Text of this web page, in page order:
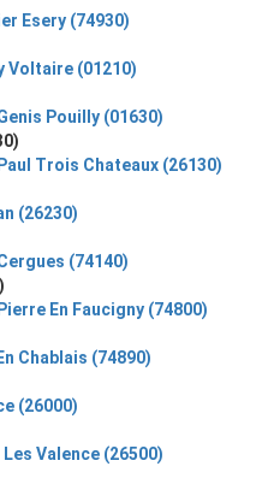
Esery (74930)
Voltaire (01210)
Pouilly (01630)
Trois Chateaux (26130)
(26230)
(74140)
En Faucigny (74800)
Chablais (74890)
(26000)
Valence (26500)